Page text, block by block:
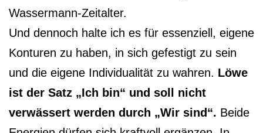
Wassermann-Zeitalter.
Und dennoch halte ich es für essenziell, eigene
Konturen zu haben, in sich gefestigt zu sein
und die eigene Individualität zu wahren. Löwe
ist der Satz „Ich bin“ und soll nicht
verwässert werden durch „Wir sind“. Beide